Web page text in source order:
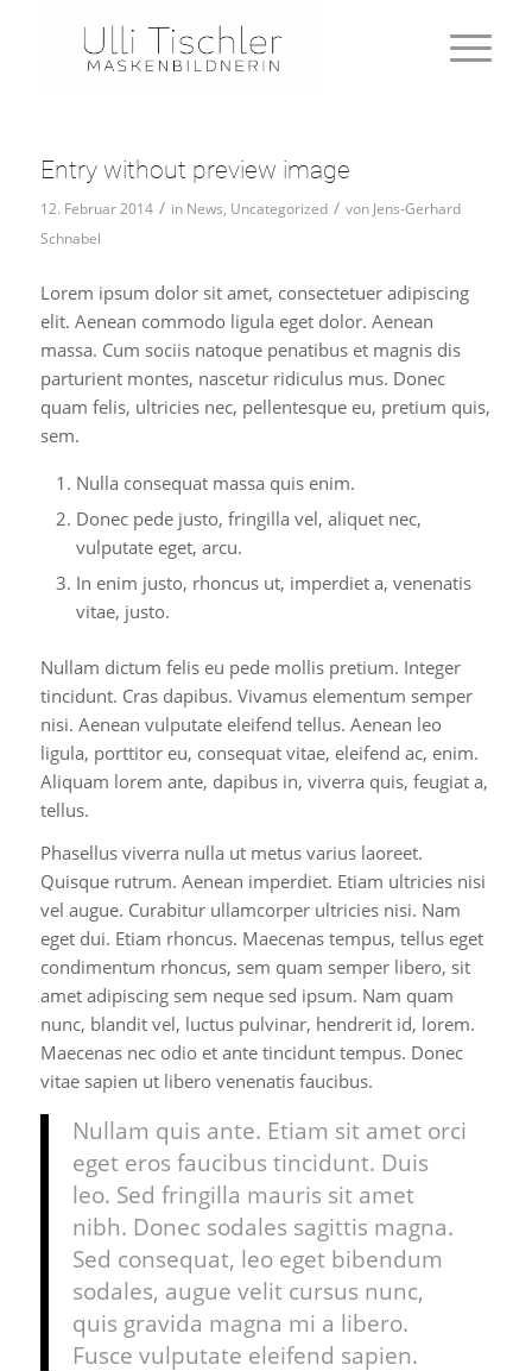
Entry without preview image
12. Februar 2014 / in News, Uncategorized / von Jens-Gerhard
Schnabel
Lorem ipsum dolor sit amet, consectetuer adipiscing
elit. Aenean commodo ligula eget dolor. Aenean
massa. Cum sociis natoque penatibus et magnis dis
parturient montes, nascetur ridiculus mus. Donec
quam felis, ultricies nec, pellentesque eu, pretium quis,
sem.
Nulla consequat massa quis enim.
Donec pede justo, fringilla vel, aliquet nec,
vulputate eget, arcu.
In enim justo, rhoncus ut, imperdiet a, venenatis
vitae, justo.
Nullam dictum felis eu pede mollis pretium. Integer
tincidunt. Cras dapibus. Vivamus elementum semper
nisi. Aenean vulputate eleifend tellus. Aenean leo
ligula, porttitor eu, consequat vitae, eleifend ac, enim.
Aliquam lorem ante, dapibus in, viverra quis, feugiat a,
tellus.
Phasellus viverra nulla ut metus varius laoreet.
Quisque rutrum. Aenean imperdiet. Etiam ultricies nisi
vel augue. Curabitur ullamcorper ultricies nisi. Nam
eget dui. Etiam rhoncus. Maecenas tempus, tellus eget
condimentum rhoncus, sem quam semper libero, sit
amet adipiscing sem neque sed ipsum. Nam quam
nunc, blandit vel, luctus pulvinar, hendrerit id, lorem.
Maecenas nec odio et ante tincidunt tempus. Donec
vitae sapien ut libero venenatis faucibus.
Nullam quis ante. Etiam sit amet orci
eget eros faucibus tincidunt. Duis
leo. Sed fringilla mauris sit amet
nibh. Donec sodales sagittis magna.
Sed consequat, leo eget bibendum
sodales, augue velit cursus nunc,
quis gravida magna mi a libero.
Fusce vulputate eleifend sapien.